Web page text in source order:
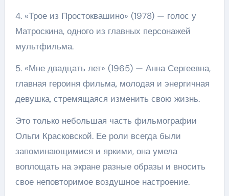
4. «Трое из Простоквашино» (1978) — голос у
Матроскина, одного из главных персонажей
мультфильма.
5. «Мне двадцать лет» (1965) — Анна Сергеевна,
главная героиня фильма, молодая и энергичная
девушка, стремящаяся изменить свою жизнь.
Это только небольшая часть фильмографии
Ольги Красковской. Ее роли всегда были
запоминающимися и яркими, она умела
воплощать на экране разные образы и вносить
свое неповторимое воздушное настроение.